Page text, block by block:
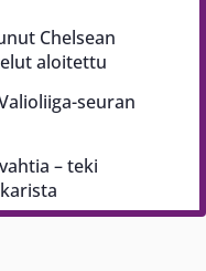
Chelsean
aloitettu
seuran
– teki